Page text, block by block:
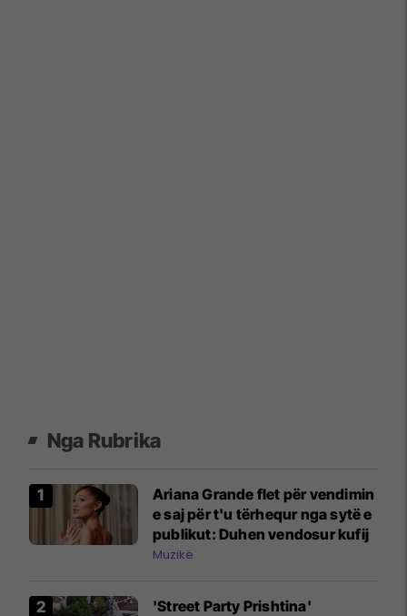
Nga Rubrika
Ariana Grande flet për vendimin
e saj për t'u tërhequr nga sytë e
publikut: Duhen vendosur kufij
Muzikë
'Street Party Prishtina'